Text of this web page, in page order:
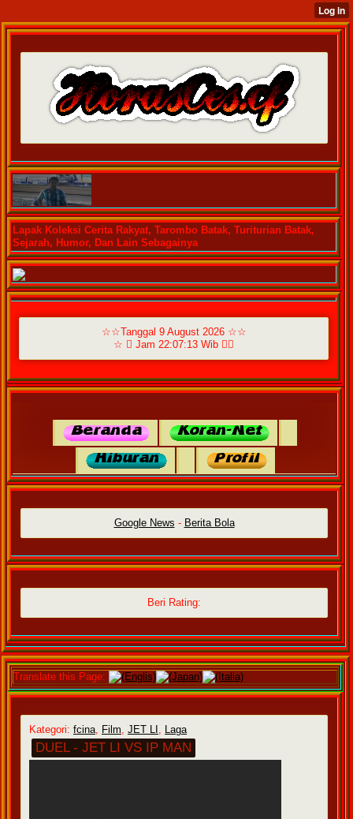
Lapak Koleksi Cerita Rakyat, Tarombo Batak, Turiturian Batak,
Sejarah, Humor, Dan Lain Sebagainya
☆☆Tanggal 9 August 2026 ☆☆
☆  Jam 22:07:13 Wib ☆
Google News - Berita Bola
Beri Rating:
Translate this Page: (Englis) (Japan) (Italia)
Kategori: fcina, Film, JET LI , Laga
DUEL - JET LI VS IP MAN